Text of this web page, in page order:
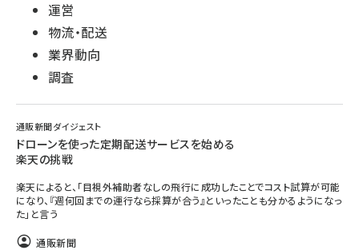
運営
物流・配送
業界動向
調査
通販新聞ダイジェスト
ドローンを使った定期配送サービスを始める
楽天の挑戦
楽天によると、「目視外補助者なしの飛行に成功したことでコスト試算が可能
になり、『週何回までの運行なら採算が合う』といったことも分かるようになっ
た」と言う
通販新聞